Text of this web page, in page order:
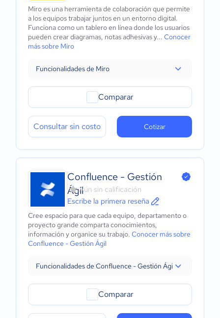
Miro es una herramienta de colaboración que permite
a los equipos trabajar juntos en un entorno digital.
Funciona como un tablero en línea donde los usuarios
pueden crear diagramas, notas adhesivas y... Conocer
más sobre Miro
Funcionalidades de Miro
Comparar
Consultar sin costo Cotizar
Confluence - Gestión
ÁgilAún sin calificación
Escribe la primera reseña
Cree espacio para que cada equipo, departamento o
proyecto grande comparta conocimientos,
información y organice su trabajo. Conocer más sobre
Confluence - Gestión Ágil
Funcionalidades de Confluence - Gestión Ágil
Comparar